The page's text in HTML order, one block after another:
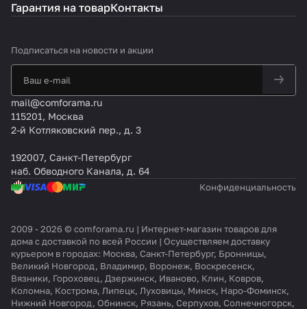
Гарантия на товарКонтакты
Подписаться на новости и акции
mail@comforama.ru
115201, Москва
2-й Котляковский пер., д. 3
192007, Санкт-Петербург
наб. Обводного Канала, д. 64
Конфиденциальность
2009 - 2026 © comforama.ru | Интернет-магазин товаров для
дома с доставкой по всей России | Осуществляем доставку
курьером в городах: Москва, Санкт-Петербург, Бронницы,
Великий Новгород, Владимир, Воронеж, Воскресенск,
Вязники, Гороховец, Дзержинск, Иваново, Клин, Ковров,
Коломна, Кострома, Липецк, Луховицы, Минск, Наро-Фоминск,
Нижний Новгород, Обнинск, Рязань, Серпухов, Солнечногорск,